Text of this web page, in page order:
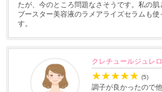
たが、今のところ問題なさそうです。私の肌
ブースター美容液のラメアライズセラムも使
す。
クレチュールジュレ
★★★★★ (5)
調子が良かったので